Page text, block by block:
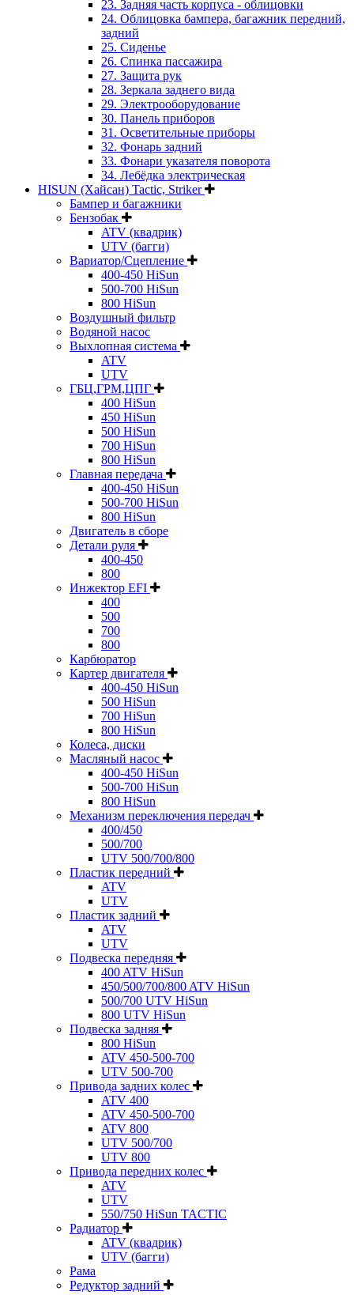
23. Задняя часть корпуса - облицовки
24. Облицовка бампера, багажник передний,
задний
25. Сиденье
26. Спинка пассажира
27. Защита рук
28. Зеркала заднего вида
29. Электрооборудование
30. Панель приборов
31. Oсветительные приборы
32. Фонарь задний
33. Фонари указателя поворота
34. Лебёдка электрическая
HISUN (Хайсан) Tactic, Striker
Бампер и багажники
Бензобак
ATV (квадрик)
UTV (багги)
Вариатор/Сцепление
400-450 HiSun
500-700 HiSun
800 HiSun
Воздушный фильтр
Водяной насос
Выхлопная система
ATV
UTV
ГБЦ,ГРМ,ЦПГ
400 HiSun
450 HiSun
500 HiSun
700 HiSun
800 HiSun
Главная передача
400-450 HiSun
500-700 HiSun
800 HiSun
Двигатель в сборе
Детали руля
400-450
800
Инжектор EFI
400
500
700
800
Карбюратор
Картер двигателя
400-450 HiSun
500 HiSun
700 HiSun
800 HiSun
Колeса, диски
Масляный насос
400-450 HiSun
500-700 HiSun
800 HiSun
Механизм переключения передач
400/450
500/700
UTV 500/700/800
Пластик передний
ATV
UTV
Пластик задний
ATV
UTV
Подвеска передняя
400 ATV HiSun
450/500/700/800 ATV HiSun
500/700 UTV HiSun
800 UTV HiSun
Подвеска задняя
800 HiSun
ATV 450-500-700
UTV 500-700
Привода задних колес
ATV 400
ATV 450-500-700
ATV 800
UTV 500/700
UTV 800
Привода передних колес
ATV
UTV
550/750 HiSun TACTIC
Радиатор
ATV (квадрик)
UTV (багги)
Рама
Редуктор задний